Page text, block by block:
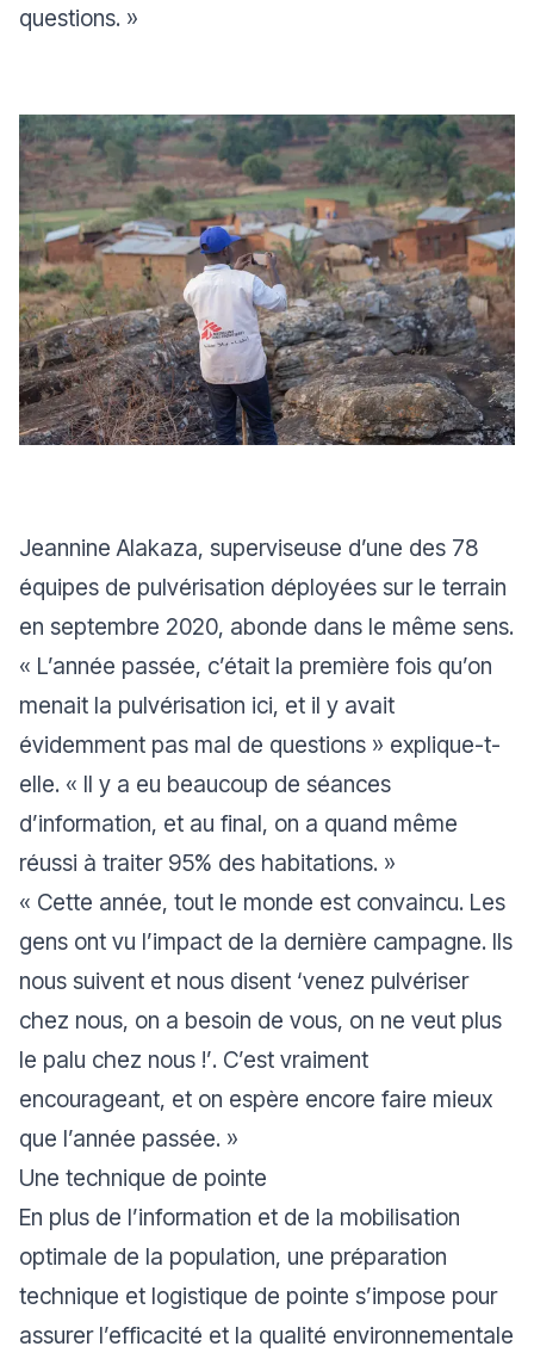
questions. »
Jeannine Alakaza, superviseuse d’une des 78
équipes de pulvérisation déployées sur le terrain
en septembre 2020, abonde dans le même sens.
« L’année passée, c’était la première fois qu’on
menait la pulvérisation ici, et il y avait
évidemment pas mal de questions » explique-t-
elle. « Il y a eu beaucoup de séances
d’information, et au final, on a quand même
réussi à traiter 95% des habitations. »
« Cette année, tout le monde est convaincu. Les
gens ont vu l’impact de la dernière campagne. Ils
nous suivent et nous disent ‘venez pulvériser
chez nous, on a besoin de vous, on ne veut plus
le palu chez nous !’. C’est vraiment
encourageant, et on espère encore faire mieux
que l’année passée. »
Une technique de pointe
En plus de l’information et de la mobilisation
optimale de la population, une préparation
technique et logistique de pointe s’impose pour
assurer l’efficacité et la qualité environnementale